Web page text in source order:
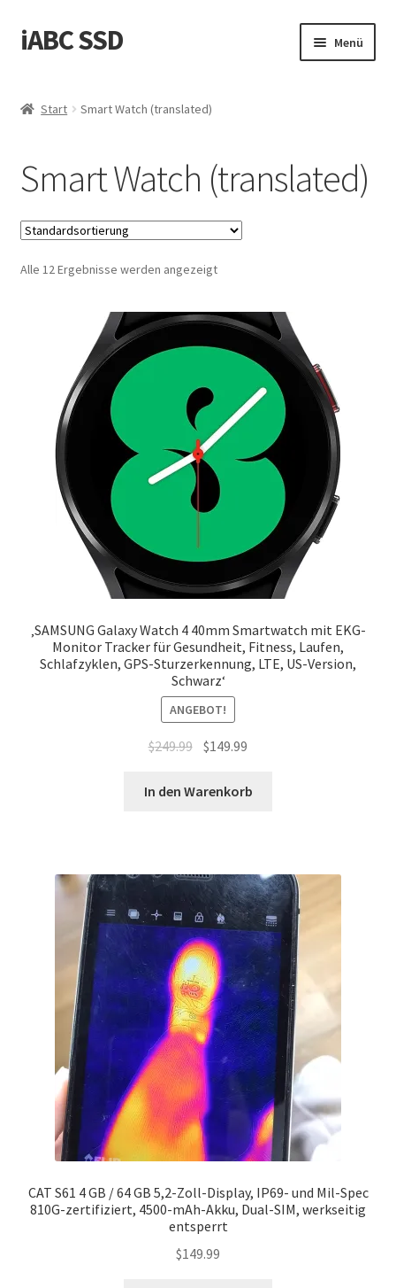
Zur
Navigation
Zum
Inhalt
iABC SSD Menü
Blog
Datenschutzrichtlinie
Einkaufswagen
Kontaktieren Sie uns
Mein Account
Nutzungsbedingungen
Rückerstattungs- und Rückgaberecht
RÜCKGABE- UND UMTAUSCHRICHTLINIEN: ONLINE UND
IM GESCHÄFT
Shop
Versand- und Lieferstatus
Start Smart Watch (translated)
Smart Watch (translated)
Alle 12 Ergebnisse werden angezeigt
‚SAMSUNG Galaxy Watch 4 40mm Smartwatch mit EKG-
Monitor Tracker für Gesundheit, Fitness, Laufen,
Schlafzyklen, GPS-Sturzerkennung, LTE, US-Version,
Schwarz‘
ANGEBOT!
$249.99 Ursprünglicher
war:
$149.99
ist:
In den Warenkorb
CAT S61 4 GB / 64 GB 5,2-Zoll-Display, IP69- und Mil-Spec
810G-zertifiziert, 4500-mAh-Akku, Dual-SIM, werkseitig
entsperrt
$149.99